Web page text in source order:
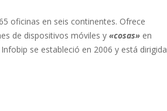
oficinas en seis continentes. Ofrece
de dispositivos móviles y «cosas» en
se estableció en 2006 y está dirigida